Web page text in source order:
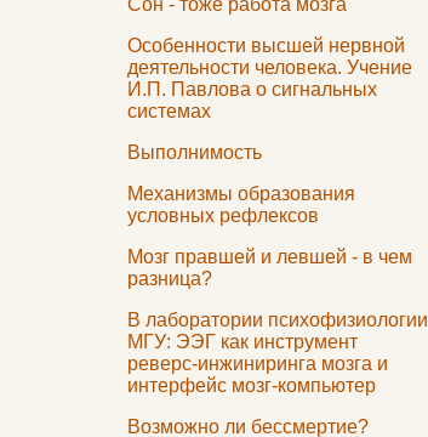
Сон - тоже работа мозга
Особенности высшей нервной
деятельности человека. Учение
И.П. Павлова о сигнальных
системах
Выполнимость
Механизмы образования
условных рефлексов
Мозг правшей и левшей - в чем
разница?
В лаборатории психофизиологии
МГУ: ЭЭГ как инструмент
реверс-инжиниринга мозга и
интерфейс мозг-компьютер
Возможно ли бессмертие?